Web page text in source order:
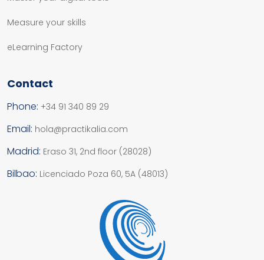
Measure your skills
eLearning Factory
Contact
Phone: +34 91 340 89 29
Email: hola@practikalia.com
Madrid: Eraso 31, 2nd floor (28028)
Bilbao: Licenciado Poza 60, 5A (48013)